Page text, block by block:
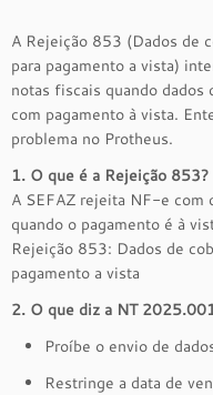
A Rejeição 853 (Dados de
para pagamento a vista)
notas fiscais quando dados
com pagamento à vista.
problema no Protheus.
1. O que é a Rejeição 853?
A SEFAZ rejeita NF-e com
quando o pagamento é à
Rejeição 853: Dados de
pagamento a vista
2. O que diz a NT
Proíbe o envio de
Restringe a data de